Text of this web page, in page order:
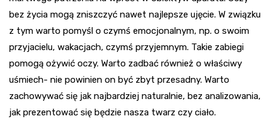
bez życia mogą zniszczyć nawet najlepsze ujęcie. W związku
z tym warto pomyśl o czymś emocjonalnym, np. o swoim
przyjacielu, wakacjach, czymś przyjemnym. Takie zabiegi
pomogą ożywić oczy. Warto zadbać również o właściwy
uśmiech- nie powinien on być zbyt przesadny. Warto
zachowywać się jak najbardziej naturalnie, bez analizowania,
jak prezentować się będzie nasza twarz czy ciało.